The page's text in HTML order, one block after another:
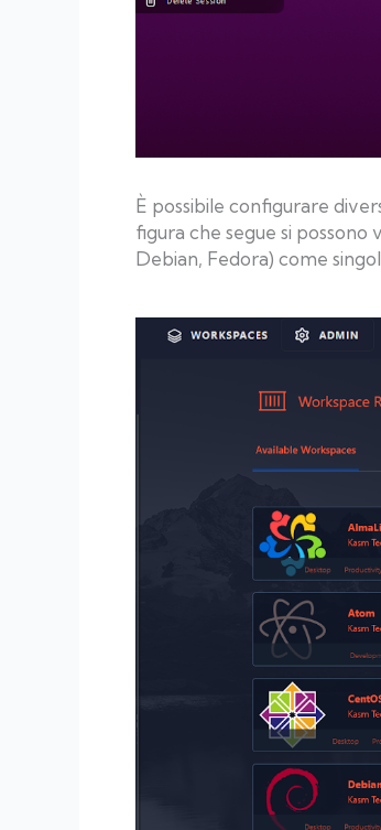
È possibile configurare
figura che segue si
Debian, Fedora) come